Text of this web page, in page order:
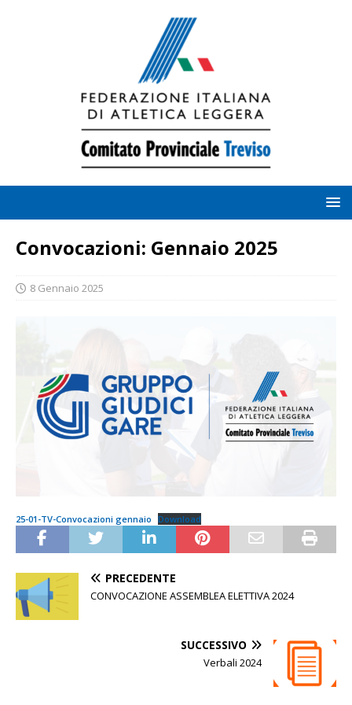
Convocazioni: Gennaio 2025
8 Gennaio 2025
25-01-TV-Convocazioni gennaio Download
PRECEDENTE
CONVOCAZIONE ASSEMBLEA ELETTIVA 2024
SUCCESSIVO
Verbali 2024